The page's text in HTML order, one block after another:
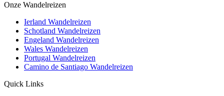
Onze Wandelreizen
Ierland Wandelreizen
Schotland Wandelreizen
Engeland Wandelreizen
Wales Wandelreizen
Portugal Wandelreizen
Camino de Santiago Wandelreizen
Quick Links